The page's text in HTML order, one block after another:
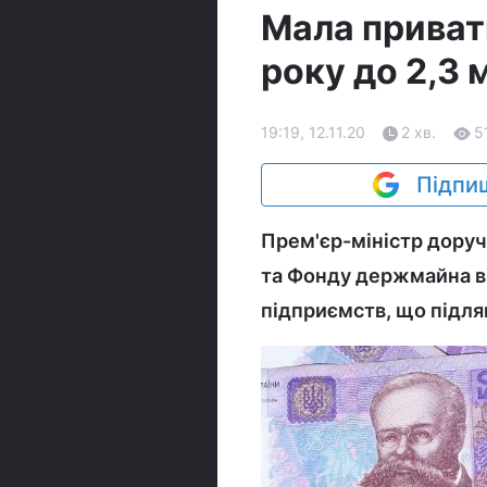
Мала
року до 2,3
19:19, 12.11.20 2 хв.
Прем'єр-міністр
та Фонду держмайна
підприємств, що